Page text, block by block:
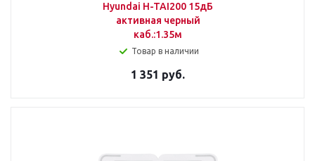
Hyundai H-TAI200 15дБ
активная черный
каб.:1.35м
Товар в наличии
1 351 руб.